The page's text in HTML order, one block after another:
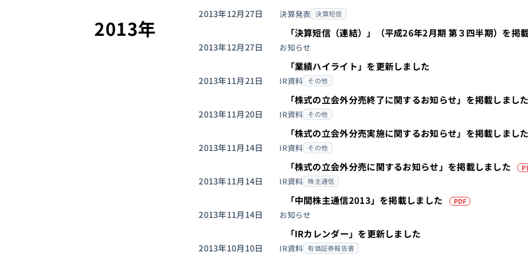
#AI #ビジネスパートナー #組込み
2013年
2013年12月27日 決算発表 決算短信
「決算短信（連結）」（平成26年2月期 第３四半期）を掲
2013年12月27日 お知らせ
「業績ハイライト」を更新しました
2013年11月21日 IR資料 その他
「株式の立会外分売終了に関するお知らせ」を掲載しました
2013年11月20日 IR資料 その他
「株式の立会外分売実施に関するお知らせ」を掲載しました
2013年11月14日 IR資料 その他
「株式の立会外分売に関するお知らせ」を掲載しました
2013年11月14日 IR資料 株主通信
「中間株主通信2013」を掲載しました PDF （PDFを別タ
2013年11月14日 お知らせ
「IRカレンダー」を更新しました
2013年10月10日 IR資料 有価証券報告書